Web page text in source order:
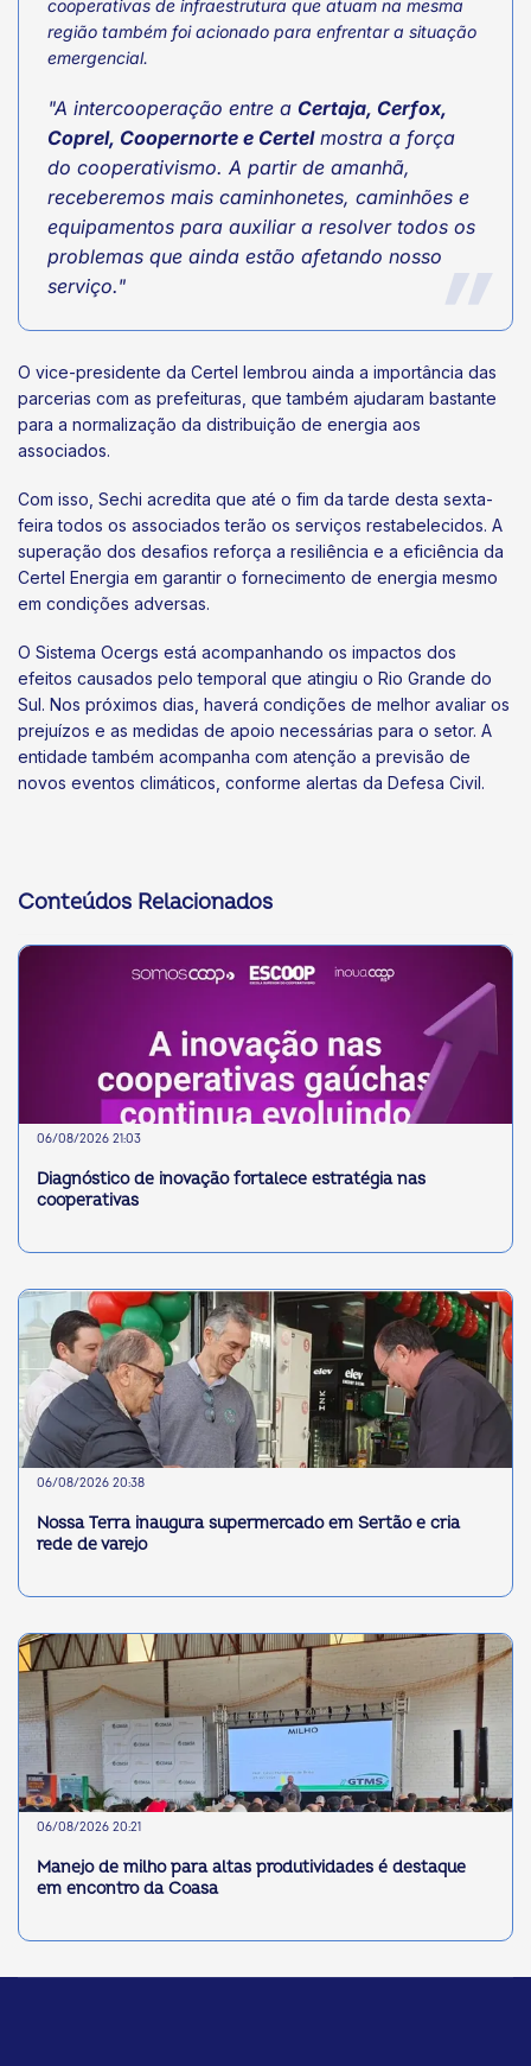
cooperativas de infraestrutura que atuam na mesma
região também foi acionado para enfrentar a situação
emergencial.
"A intercooperação entre a Certaja, Cerfox,
Coprel, Coopernorte e Certelmostra a força
do cooperativismo. A partir de amanhã,
receberemos mais caminhonetes, caminhões e
equipamentos para auxiliar a resolver todos os
problemas que ainda estão afetando nosso
serviço."
O vice-presidente da Certel lembrou ainda a importância das
parcerias com as prefeituras, que também ajudaram bastante
para a normalização da distribuição de energia aos
associados.
Com isso, Sechi acredita que até o fim da tarde desta sexta-
feira todos os associados terão os serviços restabelecidos. A
superação dos desafios reforça a resiliência e a eficiência da
Certel Energia em garantir o fornecimento de energia mesmo
em condições adversas.
O Sistema Ocergs está acompanhando os impactos dos
efeitos causados pelo temporal que atingiu o Rio Grande do
Sul. Nos próximos dias, haverá condições de melhor avaliar os
prejuízos e as medidas de apoio necessárias para o setor. A
entidade também acompanha com atenção a previsão de
novos eventos climáticos, conforme alertas da Defesa Civil.
Conteúdos Relacionados
06/08/2026 21:03
Diagnóstico de inovação fortalece estratégia nas
cooperativas
06/08/2026 20:38
Nossa Terra inaugura supermercado em Sertão e cria
rede de varejo
06/08/2026 20:21
Manejo de milho para altas produtividades é destaque
em encontro da Coasa